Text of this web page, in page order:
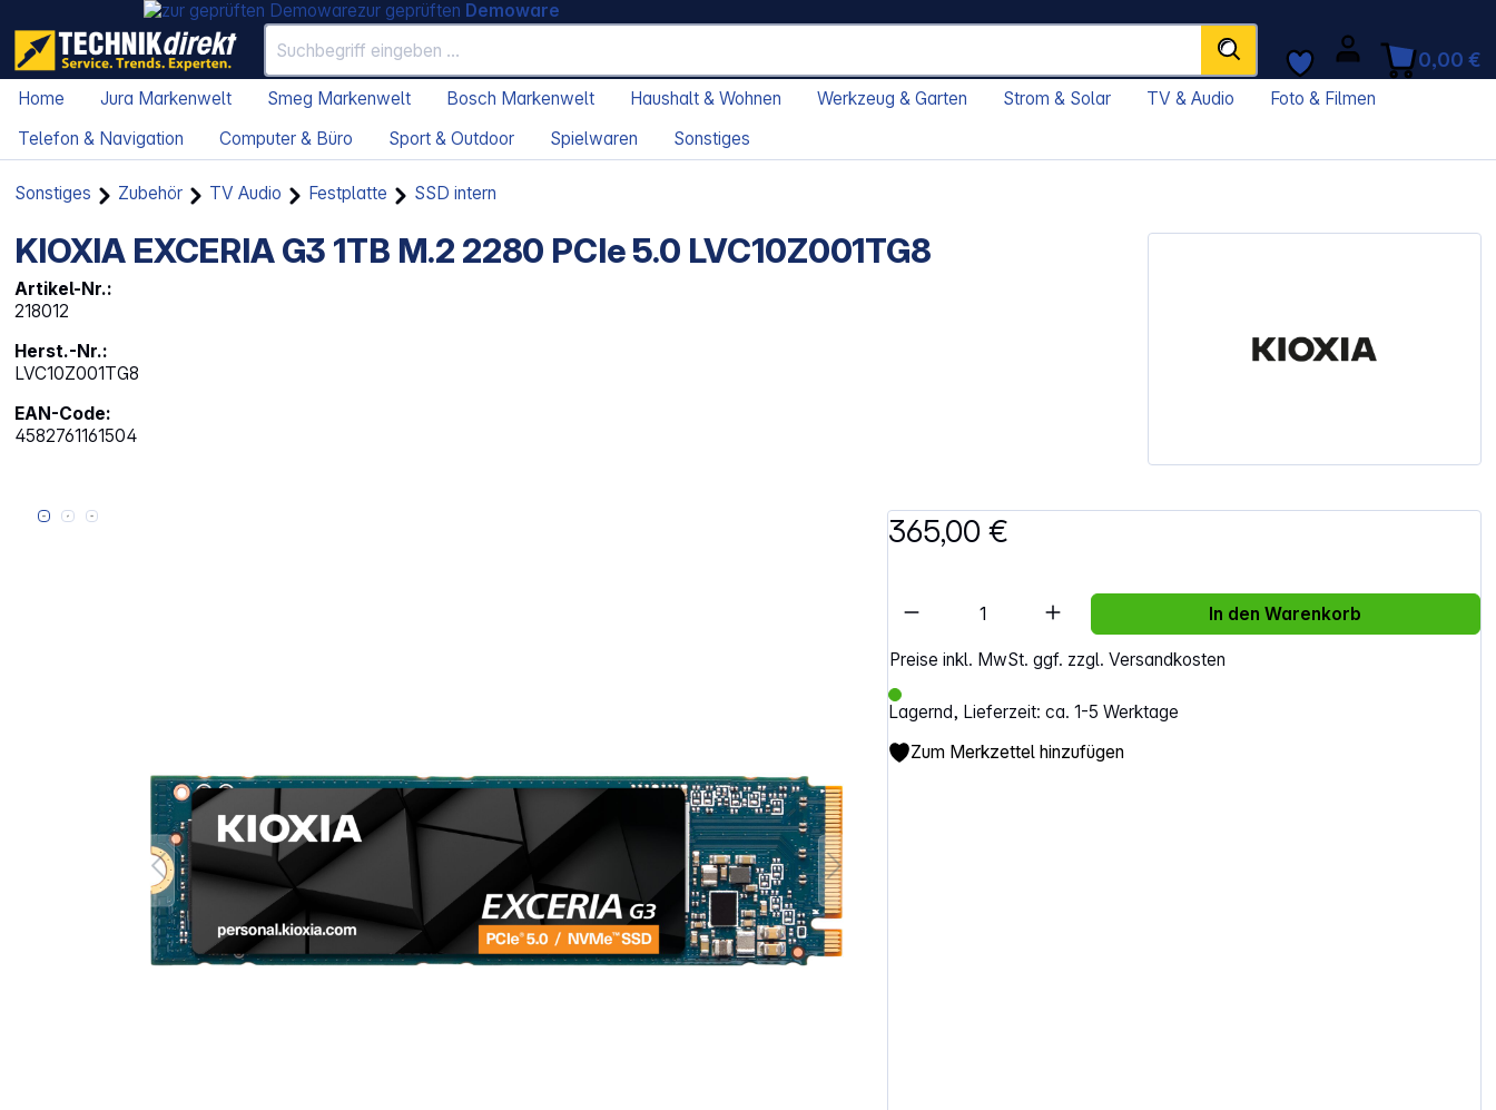
zur geprüften Demoware
0,00 €
Home Jura Markenwelt Smeg Markenwelt Bosch Markenwelt Haushalt & Wohnen Werkzeug & Garten Strom & Solar TV & Audio
Foto & Filmen
Telefon & Navigation
Computer & Büro Sport & Outdoor Spielwaren Sonstiges
Sonstiges Zubehör TV Audio Festplatte SSD intern
KIOXIA EXCERIA G3 1TB M.2 2280 PCIe 5.0 LVC10Z001TG8
Artikel-Nr.:
218012
Herst.-Nr.:
LVC10Z001TG8
EAN-Code:
4582761161504
Bildergalerie überspringen 365,00 €
Preise inkl. MwSt. ggf. zzgl. Versandkosten
Lagernd, Lieferzeit: ca. 1-5 Werktage
Artikel Anzahl: Gib den gewünschten Wert ein
In den Warenkorb
Zum Merkzettel hinzufügen